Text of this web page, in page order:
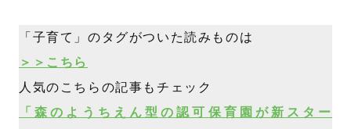
「子育て」のタグがついた読みものは
＞＞こちら
人気のこちらの記事もチェック
「森のようちえん型の認可保育園が新スター